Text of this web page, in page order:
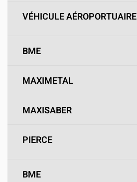
VÉHICULE AÉROPORTUAIRE
BME
MAXIMETAL
MAXISABER
PIERCE
BME